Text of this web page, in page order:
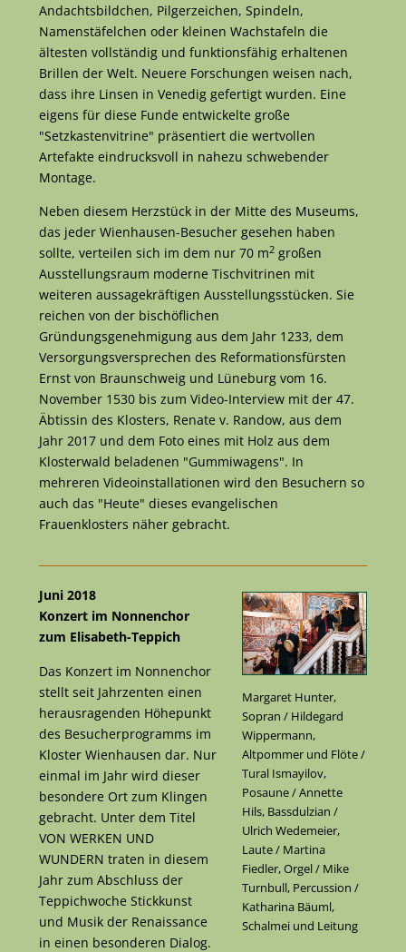
Andachtsbildchen, Pilgerzeichen, Spindeln,
Namenstäfelchen oder kleinen Wachstafeln die
ältesten vollständig und funktionsfähig erhaltenen
Brillen der Welt. Neuere Forschungen weisen nach,
dass ihre Linsen in Venedig gefertigt wurden. Eine
eigens für diese Funde entwickelte große
"Setzkastenvitrine" präsentiert die wertvollen
Artefakte eindrucksvoll in nahezu schwebender
Montage.
Neben diesem Herzstück in der Mitte des Museums,
das jeder Wienhausen-Besucher gesehen haben
sollte, verteilen sich im dem nur 70 m2 großen
Ausstellungsraum moderne Tischvitrinen mit
weiteren aussagekräftigen Ausstellungsstücken. Sie
reichen von der bischöflichen
Gründungsgenehmigung aus dem Jahr 1233, dem
Versorgungsversprechen des Reformationsfürsten
Ernst von Braunschweig und Lüneburg vom 16.
November 1530 bis zum Video-Interview mit der 47.
Äbtissin des Klosters, Renate v. Randow, aus dem
Jahr 2017 und dem Foto eines mit Holz aus dem
Klosterwald beladenen "Gummiwagens". In
mehreren Videoinstallationen wird den Besuchern so
auch das "Heute" dieses evangelischen
Frauenklosters näher gebracht.
Margaret Hunter,
Sopran / Hildegard
Wippermann,
Altpommer und Flöte /
Tural Ismayilov,
Posaune / Annette
Hils, Bassdulzian /
Ulrich Wedemeier,
Laute / Martina
Fiedler, Orgel / Mike
Turnbull, Percussion /
Katharina Bäuml,
Schalmei und Leitung
Juni 2018
Konzert im Nonnenchor
zum Elisabeth-Teppich
Das Konzert im Nonnenchor
stellt seit Jahrzenten einen
herausragenden Höhepunkt
des Besucherprogramms im
Kloster Wienhausen dar. Nur
einmal im Jahr wird dieser
besondere Ort zum Klingen
gebracht. Unter dem Titel
VON WERKEN UND
WUNDERN traten in diesem
Jahr zum Abschluss der
Teppichwoche Stickkunst
und Musik der Renaissance
in einen besonderen Dialog.